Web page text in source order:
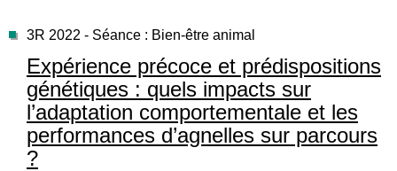
3R 2022 - Séance : Bien-être animal
Expérience précoce et prédispositions
génétiques : quels impacts sur
l’adaptation comportementale et les
performances d’agnelles sur parcours
?